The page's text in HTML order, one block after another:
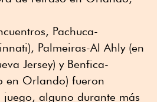
Pachuca-
Palmeiras-Al Ahly (en
Jersey) y Benfica-
en Orlando) fueron
alguno durante más